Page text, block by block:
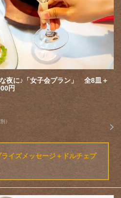
夜に♪「女子会プラン」 全8皿＋
円
）
イズメッセージ＋ドルチェプ